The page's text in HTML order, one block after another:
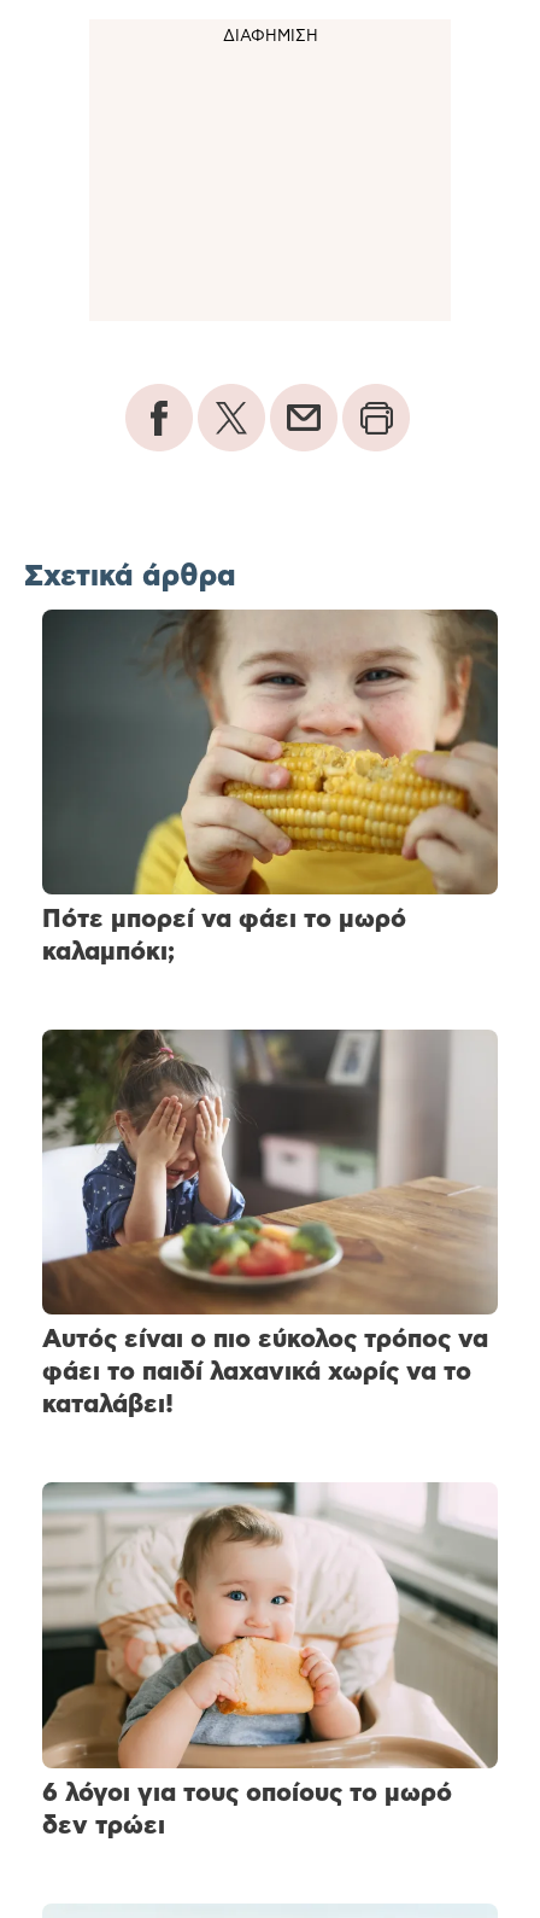
Σχετικά άρθρα
Πότε μπορεί να φάει το μωρό
καλαμπόκι;
Αυτός είναι ο πιο εύκολος τρόπος να
φάει το παιδί λαχανικά χωρίς να το
καταλάβει!
6 λόγοι για τους οποίους το μωρό
δεν τρώει